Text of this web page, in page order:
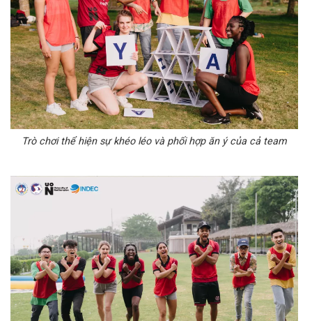
Trò chơi thể hiện sự khéo léo và phối hợp ăn ý của cả team